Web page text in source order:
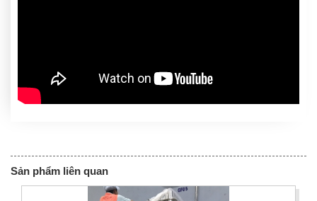
Sản phẩm liên quan